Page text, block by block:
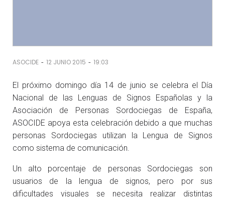
ASOCIDE - 12 JUNIO 2015 - 19:03
El próximo domingo día 14 de junio se celebra el Día
Nacional de las Lenguas de Signos Españolas y la
Asociación de Personas Sordociegas de España,
ASOCIDE apoya esta celebración debido a que muchas
personas Sordociegas utilizan la Lengua de Signos
como sistema de comunicación.
Un alto porcentaje de personas Sordociegas son
usuarios de la lengua de signos, pero por sus
dificultades visuales se necesita realizar distintas